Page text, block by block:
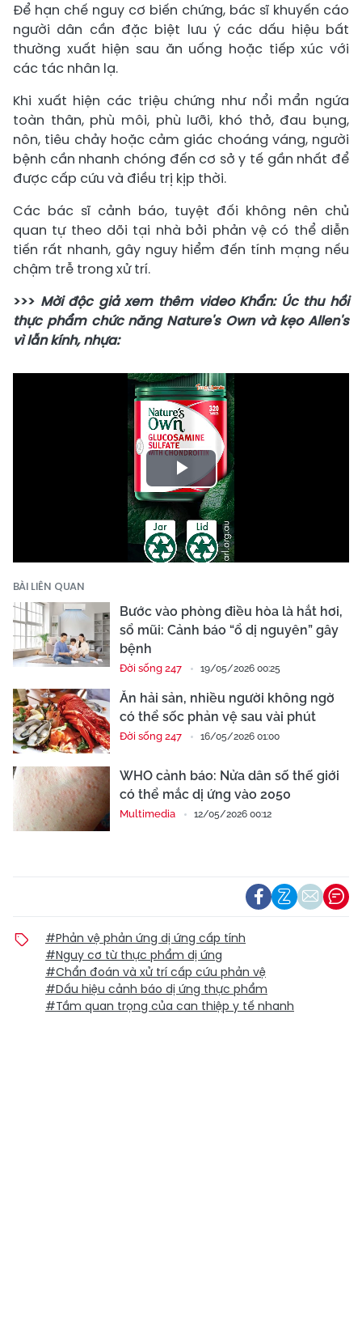
Để hạn chế nguy cơ biến chứng, bác sĩ khuyến cáo
người dân cần đặc biệt lưu ý các dấu hiệu bất
thường xuất hiện sau ăn uống hoặc tiếp xúc với
các tác nhân lạ.
Khi xuất hiện các triệu chứng như nổi mẩn ngứa
toàn thân, phù môi, phù lưỡi, khó thở, đau bụng,
nôn, tiêu chảy hoặc cảm giác choáng váng, người
bệnh cần nhanh chóng đến cơ sở y tế gần nhất để
được cấp cứu và điều trị kịp thời.
Các bác sĩ cảnh báo, tuyệt đối không nên chủ
quan tự theo dõi tại nhà bởi phản vệ có thể diễn
tiến rất nhanh, gây nguy hiểm đến tính mạng nếu
chậm trễ trong xử trí.
>>> Mời độc giả xem thêm video Khẩn: Úc thu hồi
thực phẩm chức năng Nature's Own và kẹo Allen's
vì lẫn kính, nhựa:
Play
Video
BÀI LIÊN QUAN
Bước vào phòng điều hòa là hắt hơi,
sổ mũi: Cảnh báo “ổ dị nguyên” gây
bệnh
Đời sống 247 19/05/2026 00:25
Ăn hải sản, nhiều người không ngờ
có thể sốc phản vệ sau vài phút
Đời sống 247 16/05/2026 01:00
WHO cảnh báo: Nửa dân số thế giới
có thể mắc dị ứng vào 2050
Multimedia 12/05/2026 00:12
#Phản vệ phản ứng dị ứng cấp tính
#Nguy cơ từ thực phẩm dị ứng
#Chẩn đoán và xử trí cấp cứu phản vệ
#Dấu hiệu cảnh báo dị ứng thực phẩm
#Tầm quan trọng của can thiệp y tế nhanh